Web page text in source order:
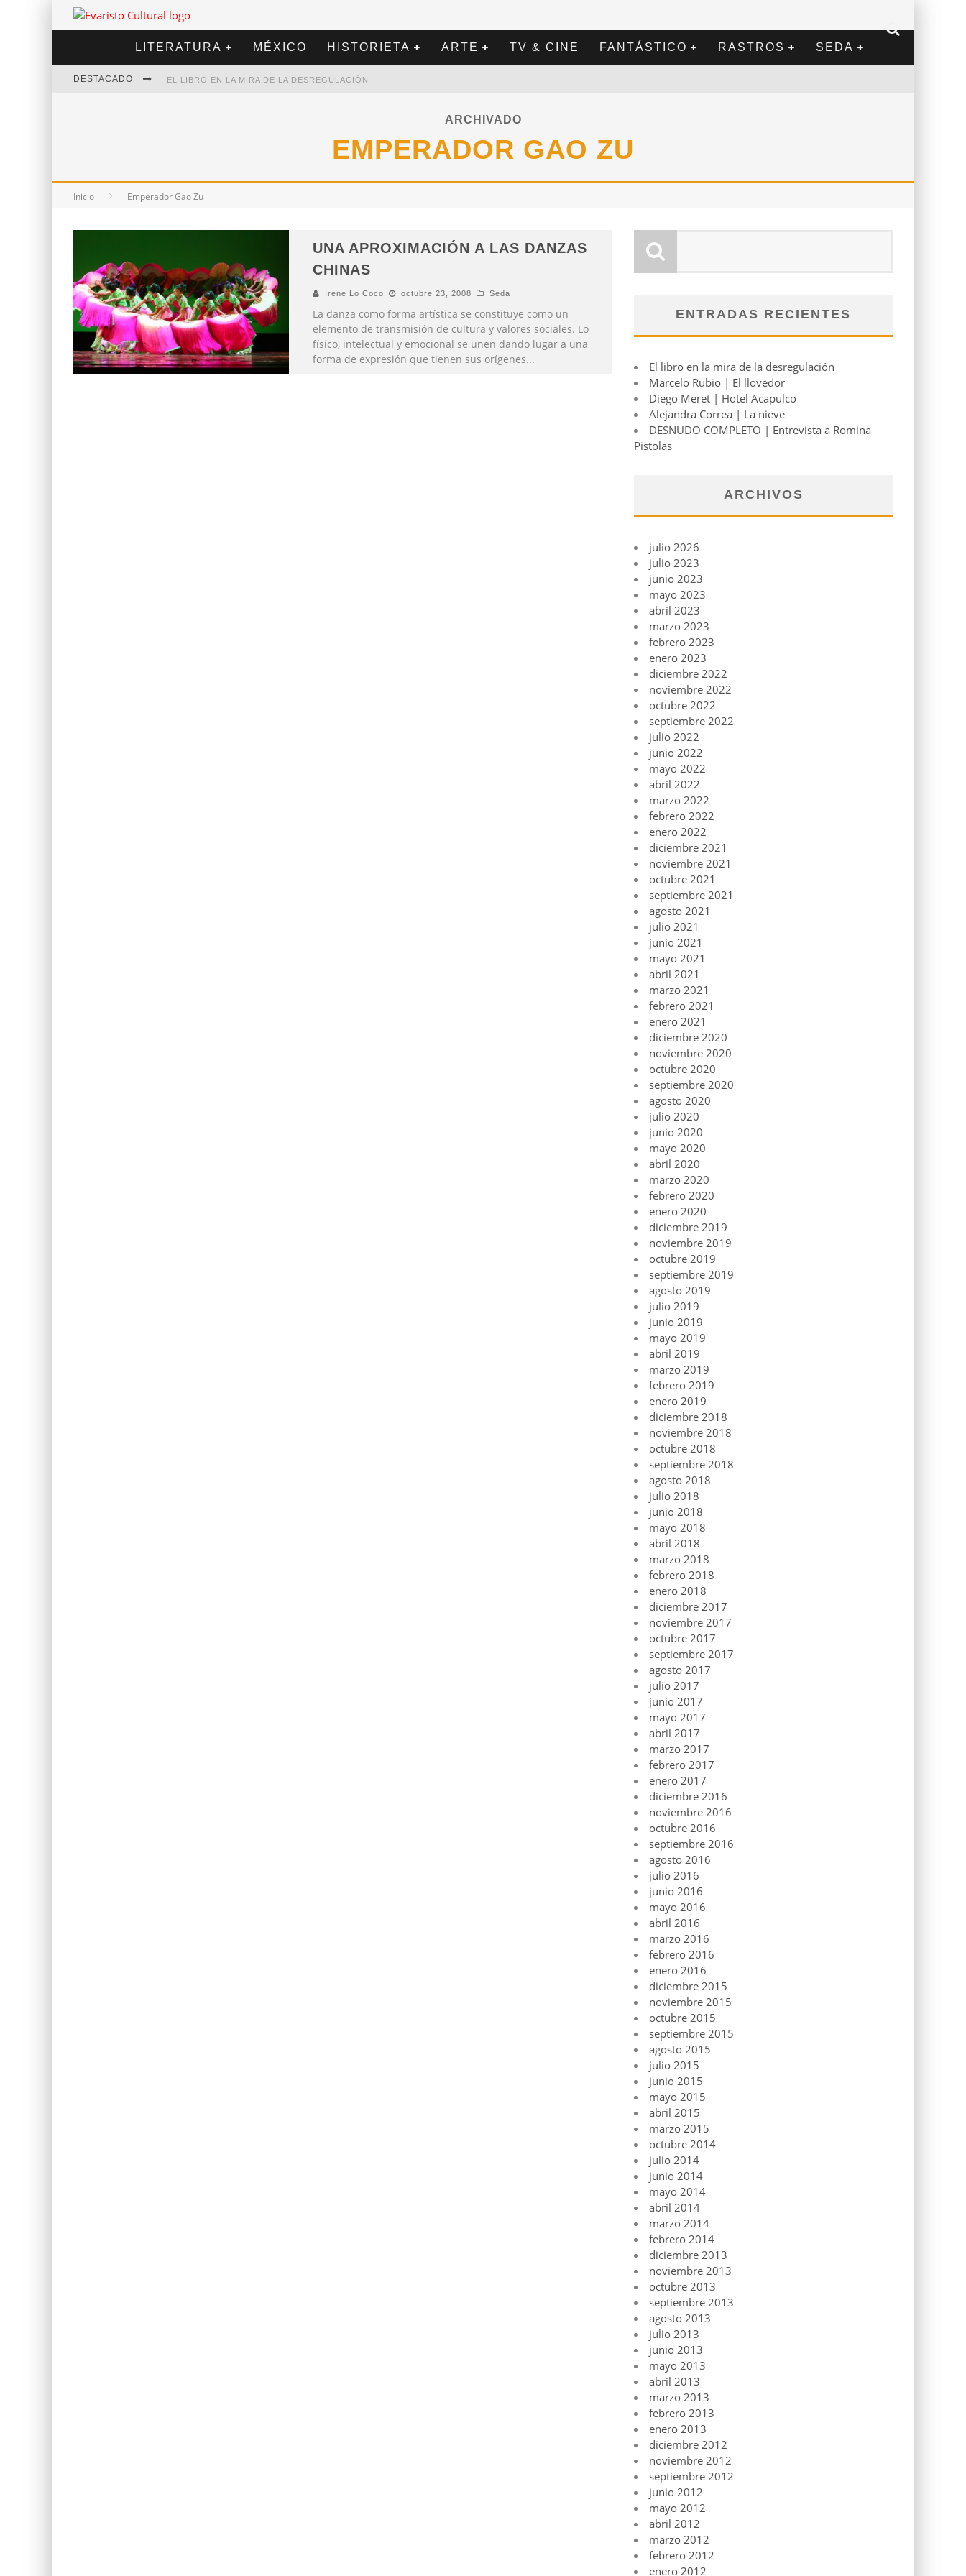
LITERATURA MÉXICO HISTORIETA ARTE TV & CINE FANTÁSTICO RASTROS SEDA
DESTACADO EL LIBRO EN LA MIRA DE LA DESREGULACIÓN
ARCHIVADO
EMPERADOR GAO ZU
Inicio Emperador Gao Zu
UNA APROXIMACIÓN A LAS DANZAS
CHINAS
Irene Lo Coco octubre 23, 2008 Seda
La danza como forma artística se constituye como un
elemento de transmisión de cultura y valores sociales. Lo
físico, intelectual y emocional se unen dando lugar a una
forma de expresión que tienen sus orígenes...
ENTRADAS RECIENTES
El libro en la mira de la desregulación
Marcelo Rubio | El llovedor
Diego Meret | Hotel Acapulco
Alejandra Correa | La nieve
DESNUDO COMPLETO | Entrevista a Romina
Pistolas
ARCHIVOS
julio 2026
julio 2023
junio 2023
mayo 2023
abril 2023
marzo 2023
febrero 2023
enero 2023
diciembre 2022
noviembre 2022
octubre 2022
septiembre 2022
julio 2022
junio 2022
mayo 2022
abril 2022
marzo 2022
febrero 2022
enero 2022
diciembre 2021
noviembre 2021
octubre 2021
septiembre 2021
agosto 2021
julio 2021
junio 2021
mayo 2021
abril 2021
marzo 2021
febrero 2021
enero 2021
diciembre 2020
noviembre 2020
octubre 2020
septiembre 2020
agosto 2020
julio 2020
junio 2020
mayo 2020
abril 2020
marzo 2020
febrero 2020
enero 2020
diciembre 2019
noviembre 2019
octubre 2019
septiembre 2019
agosto 2019
julio 2019
junio 2019
mayo 2019
abril 2019
marzo 2019
febrero 2019
enero 2019
diciembre 2018
noviembre 2018
octubre 2018
septiembre 2018
agosto 2018
julio 2018
junio 2018
mayo 2018
abril 2018
marzo 2018
febrero 2018
enero 2018
diciembre 2017
noviembre 2017
octubre 2017
septiembre 2017
agosto 2017
julio 2017
junio 2017
mayo 2017
abril 2017
marzo 2017
febrero 2017
enero 2017
diciembre 2016
noviembre 2016
octubre 2016
septiembre 2016
agosto 2016
julio 2016
junio 2016
mayo 2016
abril 2016
marzo 2016
febrero 2016
enero 2016
diciembre 2015
noviembre 2015
octubre 2015
septiembre 2015
agosto 2015
julio 2015
junio 2015
mayo 2015
abril 2015
marzo 2015
octubre 2014
julio 2014
junio 2014
mayo 2014
abril 2014
marzo 2014
febrero 2014
diciembre 2013
noviembre 2013
octubre 2013
septiembre 2013
agosto 2013
julio 2013
junio 2013
mayo 2013
abril 2013
marzo 2013
febrero 2013
enero 2013
diciembre 2012
noviembre 2012
septiembre 2012
junio 2012
mayo 2012
abril 2012
marzo 2012
febrero 2012
enero 2012